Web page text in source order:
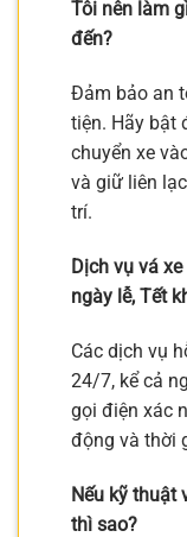
Tôi nên làm
đến?
Đảm bảo an
tiện. Hãy bật
chuyển xe
và giữ liên
trí.
Dịch vụ vá
ngày lễ, Tết
Các dịch vụ
24/7, kể cả
gọi điện xác
động và thời
Nếu kỹ thuật
thì sao?